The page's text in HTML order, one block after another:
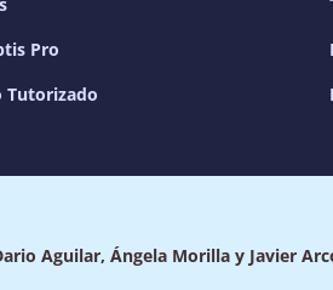
Pro
Tutorizado
Aguilar, Ángela Morilla y Javier